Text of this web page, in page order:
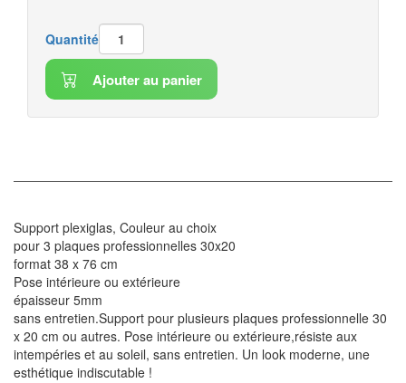
Quantité
Ajouter au panier
Support plexiglas, Couleur au choix
pour 3 plaques professionnelles 30x20
format 38 x 76 cm
Pose intérieure ou extérieure
épaisseur 5mm
sans entretien.Support pour plusieurs plaques professionnelle 30
x 20 cm ou autres. Pose intérieure ou extérieure,résiste aux
intempéries et au soleil, sans entretien. Un look moderne, une
esthétique indiscutable !